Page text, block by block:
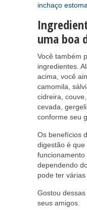
inchaço
uma boa
Você também
ingredientes.
acima, você
camomila,
cidreira,
cevada,
conforme seu
Os benefícios
digestão é
dependendo
pode ter
Gostou
seus amigos.